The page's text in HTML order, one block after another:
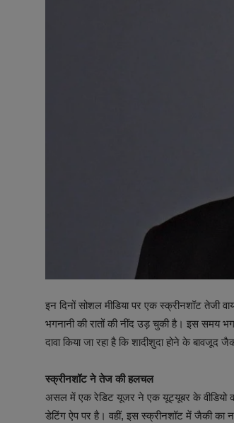
Cookies Policy
इन दिनों सोशल मीडिया पर एक स्क्रीनशॉट तेजी
भगनानी की रातों की नींद उड़ चुकी है। इस समय
दावा किया जा रहा है कि शादीशुदा होने के बावजूद
स्क्रीनशॉट ने तेज की हलचल
असल में एक रेडिट यूजर ने एक यूट्यूबर के वीडियो
डेटिंग ऐप पर है। वहीं, इस स्क्रीनशॉट में जैकी का